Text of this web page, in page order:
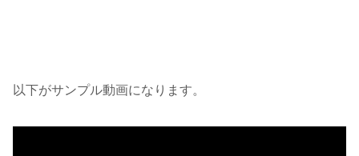
以下がサンプル動画になります。